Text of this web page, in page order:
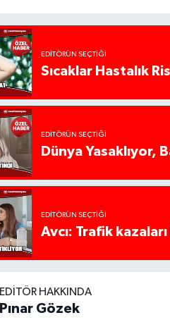
EDITÖRÜN SEÇTIĞI
Sıcaklar Hastalık
EDITÖRÜN SEÇTIĞI
Dünya Yasaklıyor,
EDITÖRÜN SEÇTIĞI
Avcı: Trafik
EDITÖR HAKKINDA
Pınar Gözek